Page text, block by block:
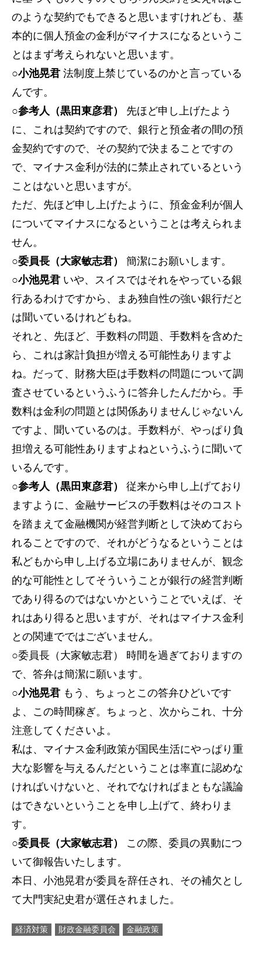
のような契約でもできると思いますけれども、基
本的に個人預金の金利がマイナスになるというこ
とはまず考えられないと思います。
○小池晃君 法制度上禁じているのかと言っている
んです。
○参考人（黒田東彦君）
先ほど申し上げたよう
に、これは契約ですので、銀行と預金者の間の預
金契約ですので、その契約で決まることですの
で、マイナス金利が法的に禁止されているという
ことはないと思いますが。
ただ、先ほど申し上げたように、預金金利が個人
についてマイナスになるということは考えられま
せん。
○委員長（大家敏志君）
簡潔にお願いします。
○小池晃君 いや、スイスではそれをやっている銀
行あるわけですから、まあ独自性の強い銀行だと
は聞いているけれどもね。
それと、先ほど、手数料の問題、手数料を含めた
ら、これは家計負担が増える可能性ありますよ
ね。だって、財務大臣は手数料の問題について調
査させているというふうに答弁したんだから。手
数料は金利の問題とは関係ありませんじゃないん
ですよ、聞いているのは。手数料が、やっぱり負
担増える可能性ありますよねというふうに聞いて
いるんです。
○参考人（黒田東彦君）
従来から申し上げており
ますように、金融サービスの手数料はそのコスト
を踏まえて金融機関が経営判断として決めておら
れることですので、それがどうなるということは
私どもから申し上げる立場にありませんが、観念
的な可能性としてそういうことが銀行の経営判断
であり得るのではないかということでいえば、そ
れはあり得ると思いますが、それはマイナス金利
との関連でではございません。
○委員長（大家敏志君） 時間を過ぎておりますの
で、答弁は簡潔に願います。
○小池晃君 もう、ちょっとこの答弁ひどいです
よ、この時間稼ぎ。ちょっと、次からこれ、十分
注意してくださいよ。
私は、マイナス金利政策が国民生活にやっぱり重
大な影響を与えるんだということは率直に認めな
ければいけないと、それでなければまともな議論
はできないということを申し上げて、終わりま
す。
○委員長（大家敏志君）
この際、委員の異動につ
いて御報告いたします。
本日、小池晃君が委員を辞任され、その補欠とし
て大門実紀史君が選任されました。
経済対策 財政金融委員会 金融政策